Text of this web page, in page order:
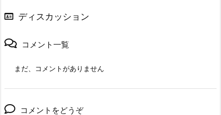
ディスカッション
コメント一覧
まだ、コメントがありません
コメントをどうぞ